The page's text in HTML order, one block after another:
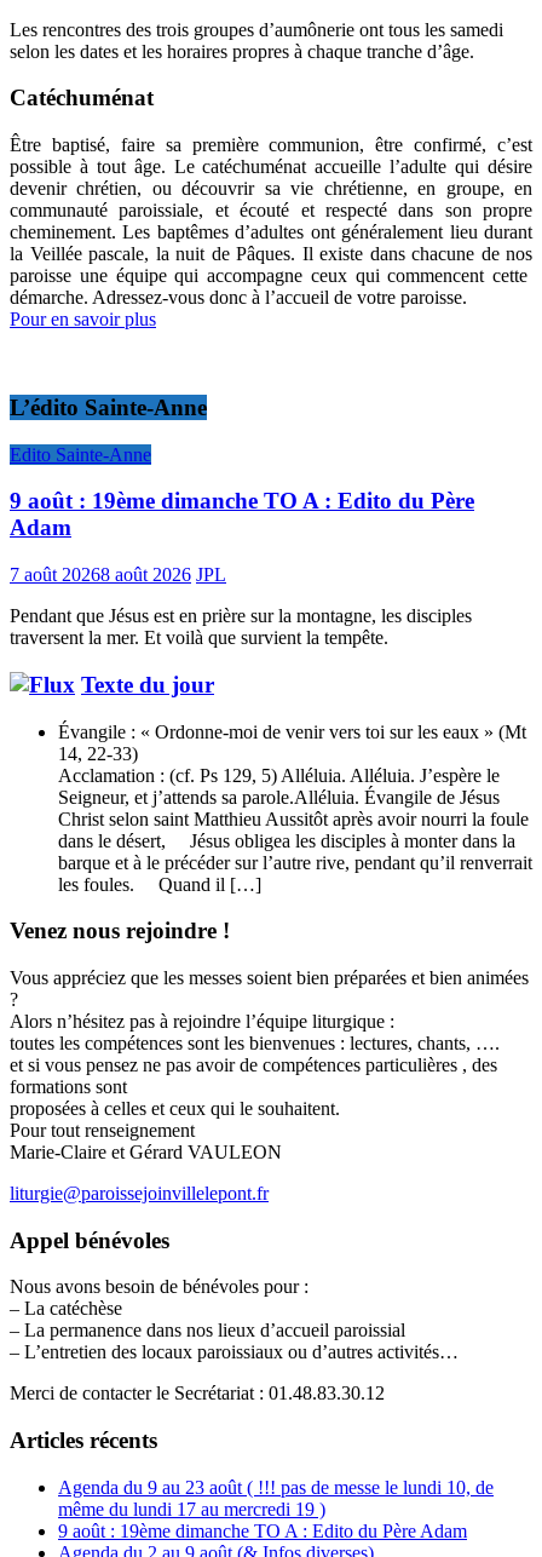
Les rencontres des trois groupes d’aumônerie ont tous les samedi
selon les dates et les horaires propres à chaque tranche d’âge.
Catéchuménat
Être baptisé, faire sa première communion, être confirmé, c’est
possible à tout âge. Le catéchuménat accueille l’adulte qui désire
devenir chrétien, ou découvrir sa vie chrétienne, en groupe, en
communauté paroissiale, et écouté et respecté dans son propre
cheminement. Les baptêmes d’adultes ont généralement lieu durant
la Veillée pascale, la nuit de Pâques. Il existe dans chacune de nos
paroisse une équipe qui accompagne ceux qui commencent cette
démarche. Adressez-vous donc à l’accueil de votre paroisse.
Pour en savoir plus
L’édito Sainte-Anne
Edito Sainte-Anne
9 août : 19ème dimanche TO A : Edito du Père
Adam
7 août 20268 août 2026 JPL
Pendant que Jésus est en prière sur la montagne, les disciples
traversent la mer. Et voilà que survient la tempête.
Texte du jour
Évangile : « Ordonne-moi de venir vers toi sur les eaux » (Mt
14, 22-33)
Acclamation : (cf. Ps 129, 5) Alléluia. Alléluia. J’espère le
Seigneur, et j’attends sa parole.Alléluia. Évangile de Jésus
Christ selon saint Matthieu Aussitôt après avoir nourri la foule
dans le désert, Jésus obligea les disciples à monter dans la
barque et à le précéder sur l’autre rive, pendant qu’il renverrait
les foules. Quand il […]
Venez nous rejoindre !
Vous appréciez que les messes soient bien préparées et bien animées
?
Alors n’hésitez pas à rejoindre l’équipe liturgique :
toutes les compétences sont les bienvenues : lectures, chants, ….
et si vous pensez ne pas avoir de compétences particulières , des
formations sont
proposées à celles et ceux qui le souhaitent.
Pour tout renseignement
Marie-Claire et Gérard VAULEON
liturgie@paroissejoinvillelepont.fr
Appel bénévoles
Nous avons besoin de bénévoles pour :
– La catéchèse
– La permanence dans nos lieux d’accueil paroissial
– L’entretien des locaux paroissiaux ou d’autres activités…
Merci de contacter le Secrétariat : 01.48.83.30.12
Articles récents
Agenda du 9 au 23 août ( !!! pas de messe le lundi 10, de
même du lundi 17 au mercredi 19 )
9 août : 19ème dimanche TO A : Edito du Père Adam
Agenda du 2 au 9 août (& Infos diverses)